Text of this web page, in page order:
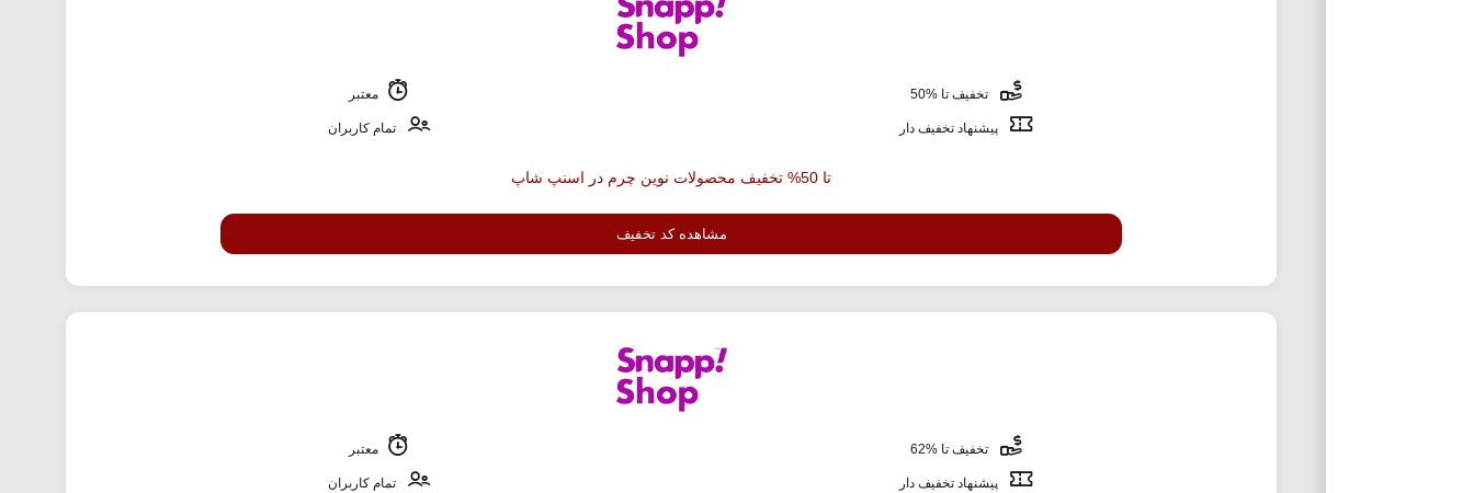
تخفیف تا %50 معتبر
پیشنهاد تخفیف دار تمام کاربران
تا 50% تخفیف محصولات نوین چرم در اسنپ شاپ
مشاهده کد تخفیف
تخفیف تا %62 معتبر
پیشنهاد تخفیف دار تمام کاربران